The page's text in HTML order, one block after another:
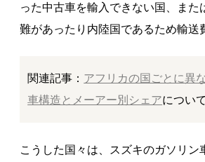
った中古車を輸入できない国、また
難があったり内陸国であるため輸送
関連記事： アフリカの国ごとに異
車構造とメーアー別シェアについて
こうした国々は、スズキのガソリン